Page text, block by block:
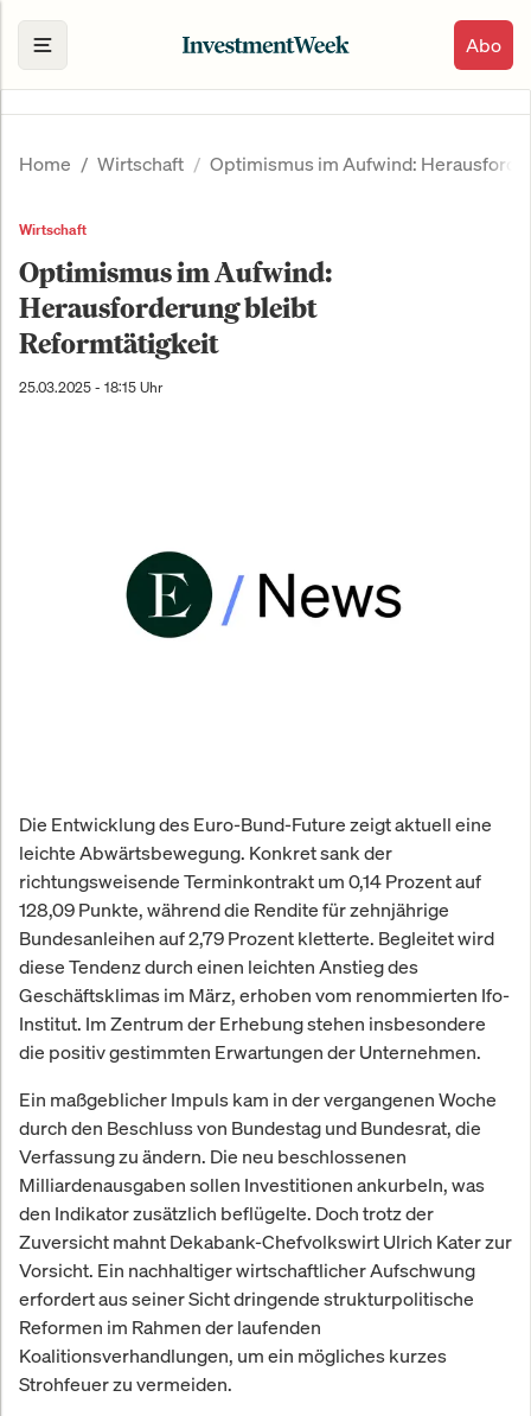
Abo
Home Wirtschaft Optimismus im Aufwind:
Wirtschaft
Optimismus im Aufwind:
Herausforderung bleibt
Reformtätigkeit
25.03.2025 - 18:15 Uhr
Die Entwicklung des Euro-Bund-Future zeigt aktuell eine
leichte Abwärtsbewegung. Konkret sank der
richtungsweisende Terminkontrakt um 0,14 Prozent auf
128,09 Punkte, während die Rendite für zehnjährige
Bundesanleihen auf 2,79 Prozent kletterte. Begleitet wird
diese Tendenz durch einen leichten Anstieg des
Geschäftsklimas im März, erhoben vom renommierten Ifo-
Institut. Im Zentrum der Erhebung stehen insbesondere
die positiv gestimmten Erwartungen der Unternehmen.
Ein maßgeblicher Impuls kam in der vergangenen Woche
durch den Beschluss von Bundestag und Bundesrat, die
Verfassung zu ändern. Die neu beschlossenen
Milliardenausgaben sollen Investitionen ankurbeln, was
den Indikator zusätzlich beflügelte. Doch trotz der
Zuversicht mahnt Dekabank-Chefvolkswirt Ulrich Kater zur
Vorsicht. Ein nachhaltiger wirtschaftlicher Aufschwung
erfordert aus seiner Sicht dringende strukturpolitische
Reformen im Rahmen der laufenden
Koalitionsverhandlungen, um ein mögliches kurzes
Strohfeuer zu vermeiden.